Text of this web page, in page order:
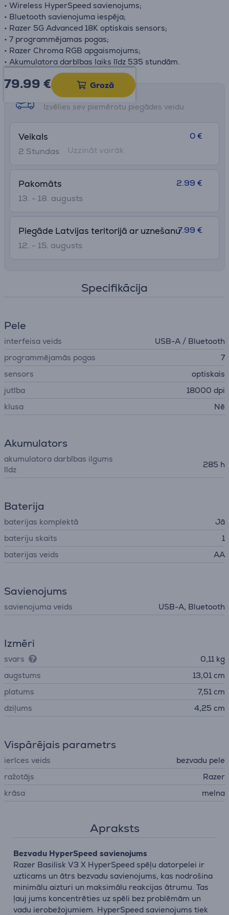
• Wireless HyperSpeed savienojums;
• Bluetooth savienojuma iespēja;
• Razer 5G Advanced 18K optiskais sensors;
• 7 programmējamas pogas;
• Razer Chroma RGB apgaismojums;
• Akumulatora darbības laiks līdz 535 stundām.
79.99 € Grozā
Saņemšanas iespējas
Izvēlies sev piemērotu piegādes veidu
Veikals
2 Stundas
0 €
Uzzināt vairāk
Pakomāts
13. - 18. augusts
2.99 €
Piegāde Latvijas teritorijā ar uznešanu
12. - 15. augusts
7.99 €
Specifikācija
Pele
interfeisa veids
USB-A / Bluetooth
programmējamās pogas
7
sensors
optiskais
jutība
18000 dpi
klusa
Nē
Akumulators
akumulatora darbības ilgums
līdz
285 h
Baterija
baterijas komplektā
Jā
bateriju skaits
1
baterijas veids
AA
Savienojums
savienojuma veids USB-A, Bluetooth
Izmēri
svars
0,11 kg
augstums
13,01 cm
platums
7,51 cm
dziļums
4,25 cm
Vispārējais parametrs
ierīces veids
bezvadu pele
ražotājs
Razer
krāsa
melna
Apraksts
Bezvadu HyperSpeed savienojums
Razer Basilisk V3 X HyperSpeed spēļu datorpelei ir
uzticams un ātrs bezvadu savienojums, kas nodrošina
minimālu aizturi un maksimālu reakcijas ātrumu. Tas
ļauj jums koncentrēties uz spēli bez problēmām un
vadu ierobežojumiem. HyperSpeed savienojums tiek